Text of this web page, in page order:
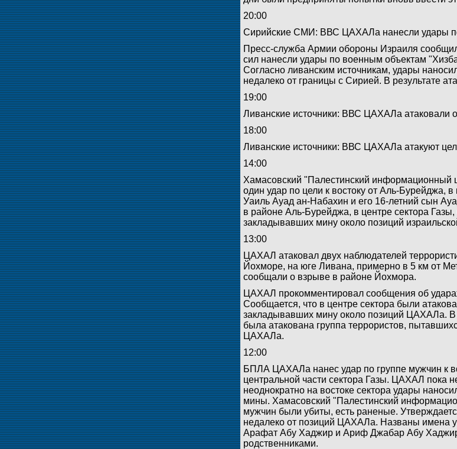
20:00
Сирийские СМИ: ВВС ЦАХАЛа нанесли удары
Пресс-служба Армии обороны Израиля
сил нанесли удары по военным объектам
Согласно ливанским источникам, удары
недалеко от границы с Сирией. В результате
19:00
Ливанские источники: ВВС ЦАХАЛа атаковали
18:00
Ливанские источники: ВВС ЦАХАЛа атакуют
14:00
Хамасовский "Палестинский
один удар по цели к востоку от Аль-Бурейджа,
Уаиль Ауад ан-Набахин и его 16-летний сын
в районе Аль-Бурейджа, в центре сектора
закладывавших мину около позиций
13:00
ЦАХАЛ атаковал двух наблюдателей
Йохморе, на юге Ливана, примерно в 5 км от
сообщали о взрыве в районе Йохмора.
ЦАХАЛ прокомментировал сообщения об
Сообщается, что в центре сектора были
закладывавших мину около позиций ЦАХАЛа.
была атакована группа террористов,
ЦАХАЛа.
12:00
БПЛА ЦАХАЛа нанес удар по группе мужчин к
центральной части сектора Газы. ЦАХАЛ пока
неоднократно на востоке сектора удары
мины. Хамасовский "Палестинский
мужчин были убиты, есть раненые.
недалеко от позиций ЦАХАЛа. Названы имена
Арафат Абу Хаджир и Ариф Джабар Абу
родственниками.